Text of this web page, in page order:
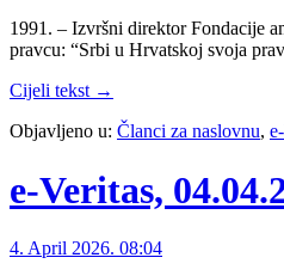
1991. – Izvršni direktor Fondacije
pravcu: “Srbi u Hrvatskoj svoja
Cijeli tekst →
Objavljeno u: Članci za naslovnu,
e-Veritas,
4. April 2026. 08:04